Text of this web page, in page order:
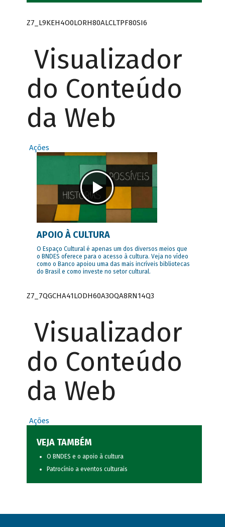
Z7_L9KEH4O0LORH80ALCLTPF80SI6
Visualizador
do Conteúdo
da Web
Ações
APOIO À CULTURA
O Espaço Cultural é apenas um dos diversos meios que
o BNDES oferece para o acesso à cultura. Veja no vídeo
como o Banco apoiou uma das mais incríveis bibliotecas
do Brasil e como investe no setor cultural.
Z7_7QGCHA41LODH60A3OQA8RN14Q3
Visualizador
do Conteúdo
da Web
Ações
VEJA TAMBÉM
O BNDES e o apoio à cultura
Patrocínio a eventos culturais